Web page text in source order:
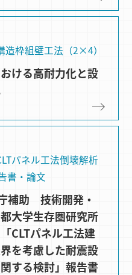
造枠組壁⼯法（2×4）
ける高耐力化と設
パネル⼯法倒壊解析
書・論文
補助 技術開発・
大学生存圏研究所
CLTパネル工法建
を考慮した耐震設
する検討」報告書